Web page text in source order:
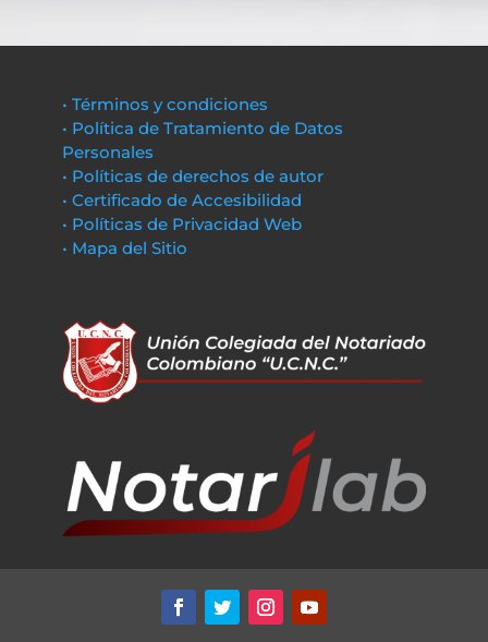
• Términos y condiciones
• Política de Tratamiento de Datos
Personales
• Políticas de derechos de autor
• Certificado de Accesibilidad
• Políticas de Privacidad Web
• Mapa del Sitio